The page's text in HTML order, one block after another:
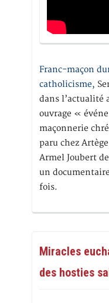
Franc-maçon
catholicisme,
dans l’actualité
ouvrage «
maçonnerie
paru chez
Armel Joubert
un
fois.
Miracles
des hosties